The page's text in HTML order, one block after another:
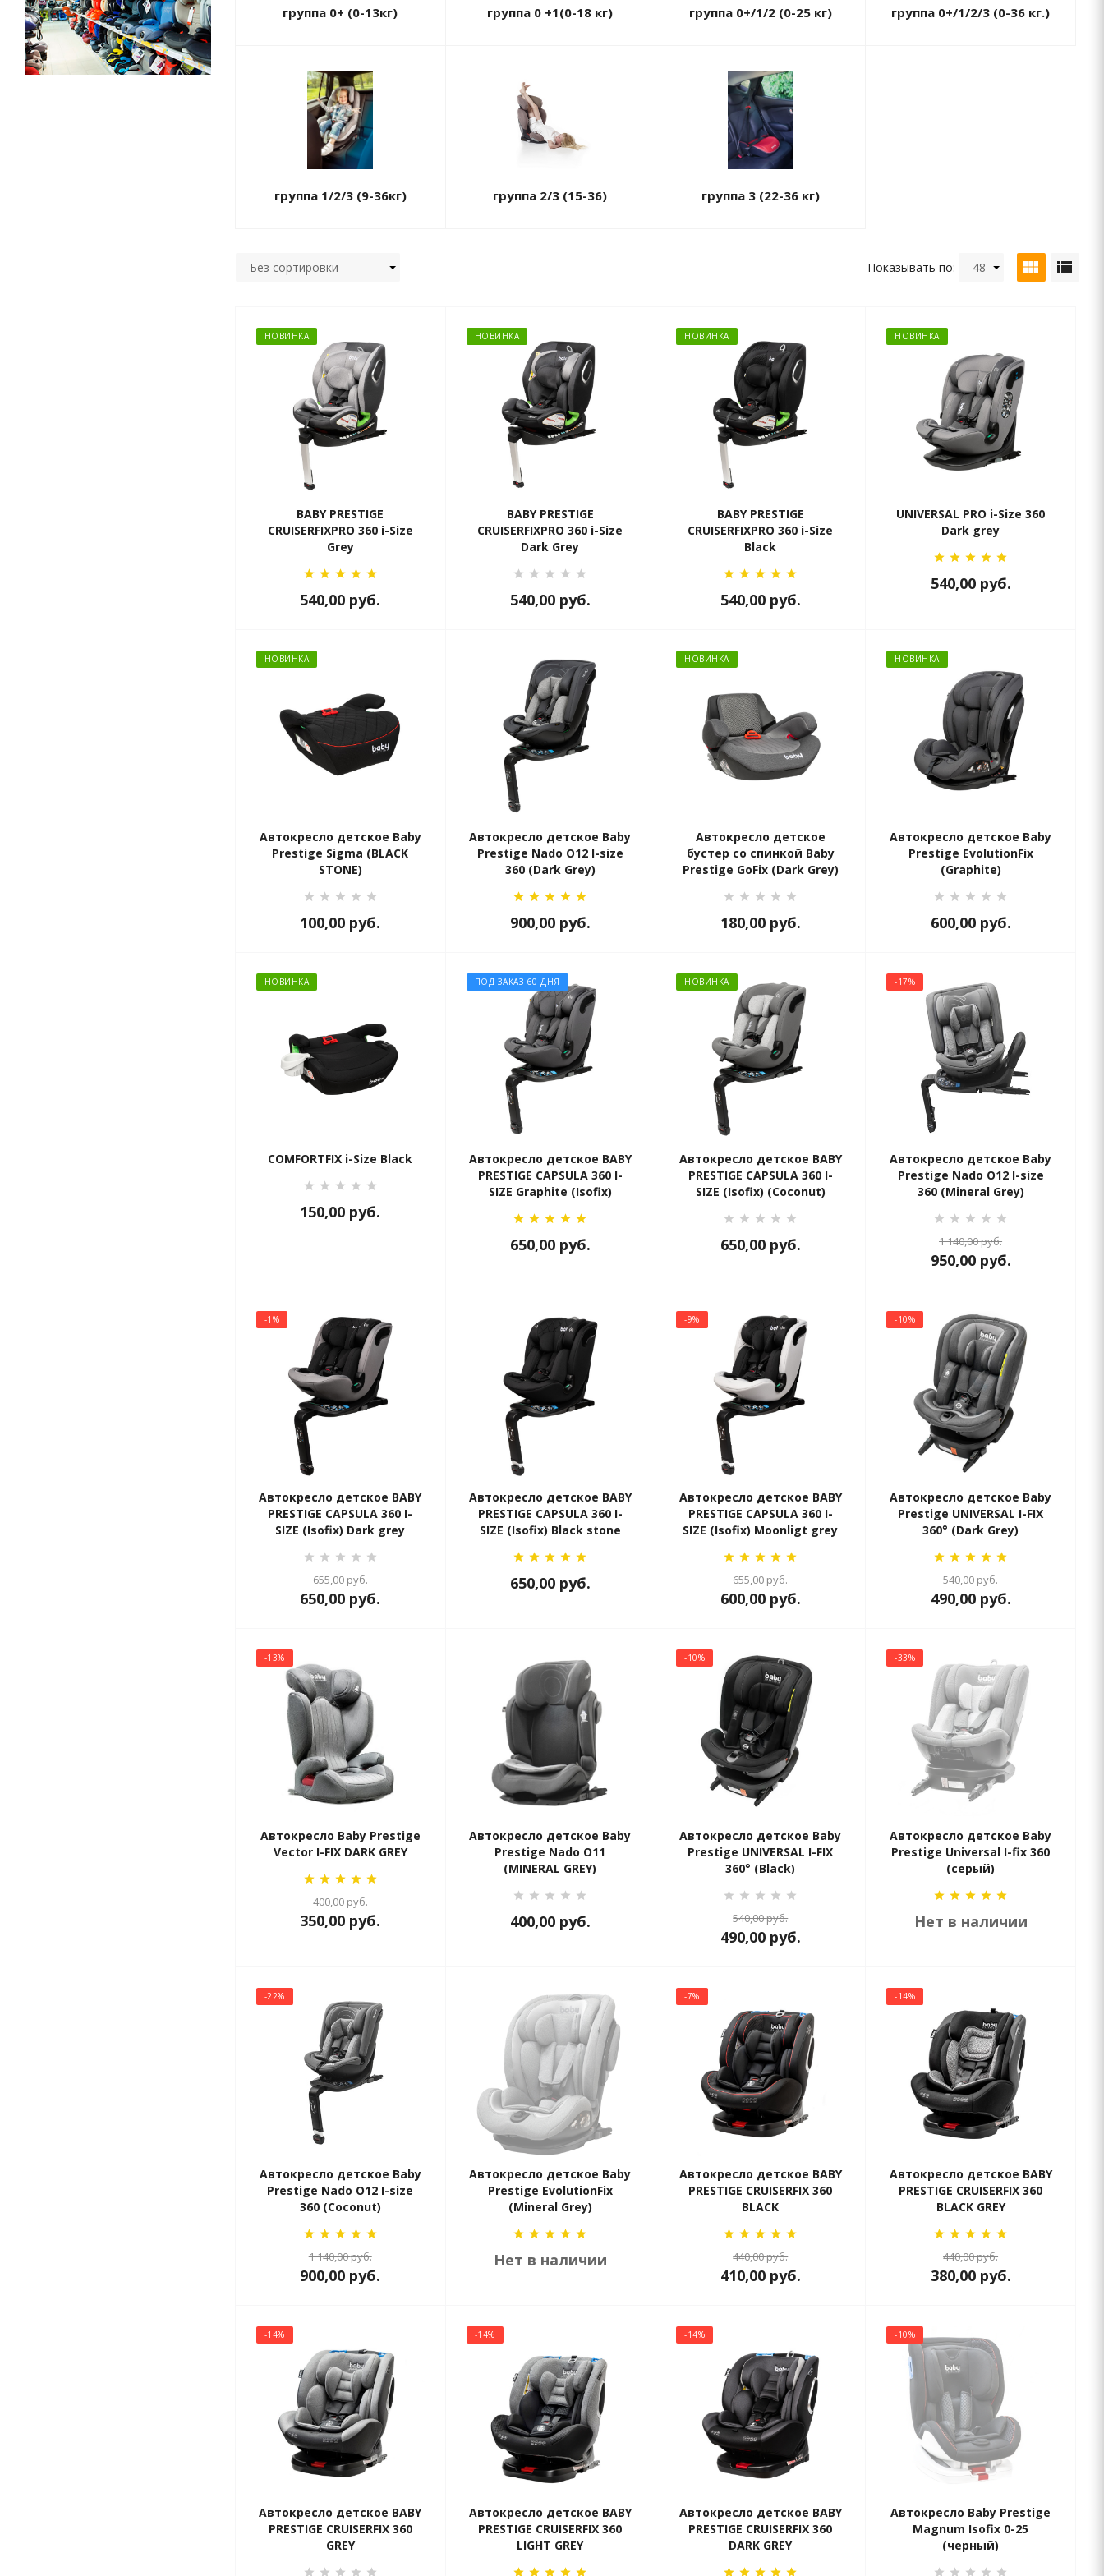
группа 0+ (0-13кг) группа 0 +1(0-18 кг) группа 0+/1/2 (0-25 кг) группа 0+/1/2/3 (0-36 кг.)
группа 1/2/3 (9-36кг) группа 2/3 (15-36) группа 3 (22-36 кг)
Без сортировки Показывать по: 48 view_module view_list
НОВИНКА
BABY PRESTIGE
CRUISERFIXPRO 360 i-Size
Grey
540,00 руб.
НОВИНКА
BABY PRESTIGE
CRUISERFIXPRO 360 i-Size
Dark Grey
540,00 руб.
НОВИНКА
BABY PRESTIGE
CRUISERFIXPRO 360 i-Size
Black
540,00 руб.
НОВИНКА
UNIVERSAL PRO i-Size 360
Dark grey
540,00 руб.
НОВИНКА
Автокресло детское Baby
Prestige Sigma (BLACK
STONE)
100,00 руб.
Автокресло детское Baby
Prestige Nado O12 I-size
360 (Dark Grey)
900,00 руб.
НОВИНКА
Автокресло детское
бустер со спинкой Baby
Prestige GoFix (Dark Grey)
180,00 руб.
НОВИНКА
Автокресло детское Baby
Prestige EvolutionFix
(Graphite)
600,00 руб.
НОВИНКА
COMFORTFIX i-Size Black
150,00 руб.
ПОД ЗАКАЗ 60 ДНЯ
Автокресло детское BABY
PRESTIGE CAPSULA 360 I-
SIZE Graphite (Isofix)
650,00 руб.
НОВИНКА
Автокресло детское BABY
PRESTIGE CAPSULA 360 I-
SIZE (Isofix) (Coconut)
650,00 руб.
-17%
Автокресло детское Baby
Prestige Nado O12 I-size
360 (Mineral Grey)
1 140,00руб.
950,00 руб.
-1%
Автокресло детское BABY
PRESTIGE CAPSULA 360 I-
SIZE (Isofix) Dark grey
655,00руб.
650,00 руб.
Автокресло детское BABY
PRESTIGE CAPSULA 360 I-
SIZE (Isofix) Black stone
650,00 руб.
-9%
Автокресло детское BABY
PRESTIGE CAPSULA 360 I-
SIZE (Isofix) Moonligt grey
655,00руб.
600,00 руб.
-10%
Автокресло детское Baby
Prestige UNIVERSAL I-FIX
360° (Dark Grey)
540,00руб.
490,00 руб.
-13%
Автокресло Baby Prestige
Vector I-FIX DARK GREY
400,00руб.
350,00 руб.
Автокресло детское Baby
Prestige Nado O11
(MINERAL GREY)
400,00 руб.
-10%
Автокресло детское Baby
Prestige UNIVERSAL I-FIX
360° (Black)
540,00руб.
490,00 руб.
-33%
Автокресло детское Baby
Prestige Universal I-fix 360
(серый)
Нет в наличии
-22%
Автокресло детское Baby
Prestige Nado O12 I-size
360 (Coconut)
1 140,00руб.
900,00 руб.
Автокресло детское Baby
Prestige EvolutionFix
(Mineral Grey)
Нет в наличии
-7%
Автокресло детское BABY
PRESTIGE CRUISERFIX 360
BLACK
440,00руб.
410,00 руб.
-14%
Автокресло детское BABY
PRESTIGE CRUISERFIX 360
BLACK GREY
440,00руб.
380,00 руб.
-14%
Автокресло детское BABY
PRESTIGE CRUISERFIX 360
GREY
-14%
Автокресло детское BABY
PRESTIGE CRUISERFIX 360
LIGHT GREY
-14%
Автокресло детское BABY
PRESTIGE CRUISERFIX 360
DARK GREY
-10%
Автокресло Baby Prestige
Magnum Isofix 0-25
(черный)